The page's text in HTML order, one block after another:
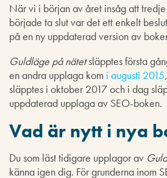
När vi i början av året insåg att
började ta slut var det ett enkelt
på en ny uppdaterad version av
Guldläge på nätetsläpptes första
en andra upplaga kom i augusti 2015
släpptes i oktober 2017 och i dag
uppdaterad upplaga av SEO-boken.
Vad är nytt i nya
Du som läst tidigare upplagor av
känna igen dig. För grunderna inom